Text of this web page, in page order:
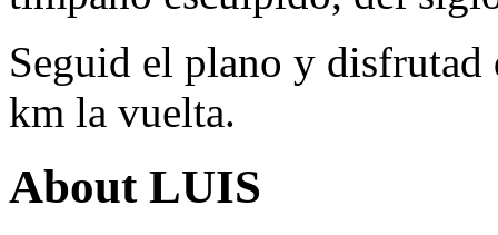
Seguid el plano y disfrutad
km la vuelta.
About LUIS